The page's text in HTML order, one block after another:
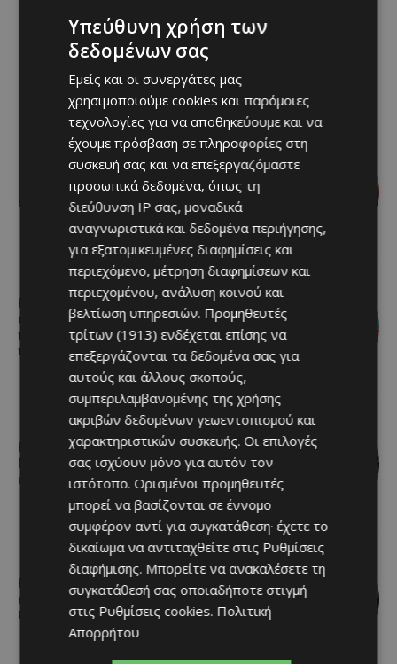
Ν.Κιζίλγιουρεκ: Ουτοπιστής και
ρεαλιστής μαζί
Καλοκαίρι στη Λεμεσό: Θαλάσσια
σπορ για όσους θέλουν κάτι
περισσότερο από μια μέρα στην
παραλία
Η αγαπημένη πισίνα του Αγίου Ιωάννη
Πιτσιλιάς ανοίγει ξανά – Έτοιμη να
υποδεχθεί το κοινό
Η Arla Protein συνεχίζει να
καινοτομεί με το Arla Protein Food to
Go.
Υπεύθυνη χρήση των
δεδομένων σας
Εμείς και οι συνεργάτες μας
χρησιμοποιούμε cookies και παρόμοιες
τεχνολογίες για να αποθηκεύουμε και να
έχουμε πρόσβαση σε πληροφορίες στη
συσκευή σας και να επεξεργαζόμαστε
προσωπικά δεδομένα, όπως τη
διεύθυνση IP σας, μοναδικά
αναγνωριστικά και δεδομένα περιήγησης,
για εξατομικευμένες διαφημίσεις και
περιεχόμενο, μέτρηση διαφημίσεων και
περιεχομένου, ανάλυση κοινού και
βελτίωση υπηρεσιών. Προμηθευτές
τρίτων (1913) ενδέχεται επίσης να
επεξεργάζονται τα δεδομένα σας για
αυτούς και άλλους σκοπούς,
συμπεριλαμβανομένης της χρήσης
ακριβών δεδομένων γεωεντοπισμού και
χαρακτηριστικών συσκευής. Οι επιλογές
σας ισχύουν μόνο για αυτόν τον
ιστότοπο. Ορισμένοι προμηθευτές
μπορεί να βασίζονται σε έννομο
συμφέρον αντί για συγκατάθεση· έχετε το
δικαίωμα να αντιταχθείτε στις Ρυθμίσεις
διαφήμισης. Μπορείτε να ανακαλέσετε τη
συγκατάθεσή σας οποιαδήποτε στιγμή
στις Ρυθμίσεις cookies. Πολιτική
Απορρήτου